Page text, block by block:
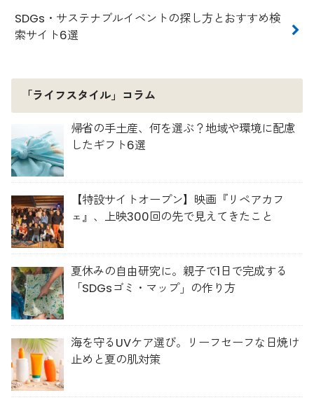
SDGs・サステナブルイベントの探し方とおすすめ検
索サイト6選
「ライフスタイル」コラム
帰省の手土産、何を選ぶ？地域や環境に配慮
したギフト6選
【特設サイトオープン】映画『リペアカフ
ェ』、上映300回の先で見えてきたこと
夏休みの自由研究に。親子で1日で完成する
「SDGsゴミ・マップ」の作り方
海を守るUVケア選び。リーフセーフな日焼け
止めと夏の肌対策